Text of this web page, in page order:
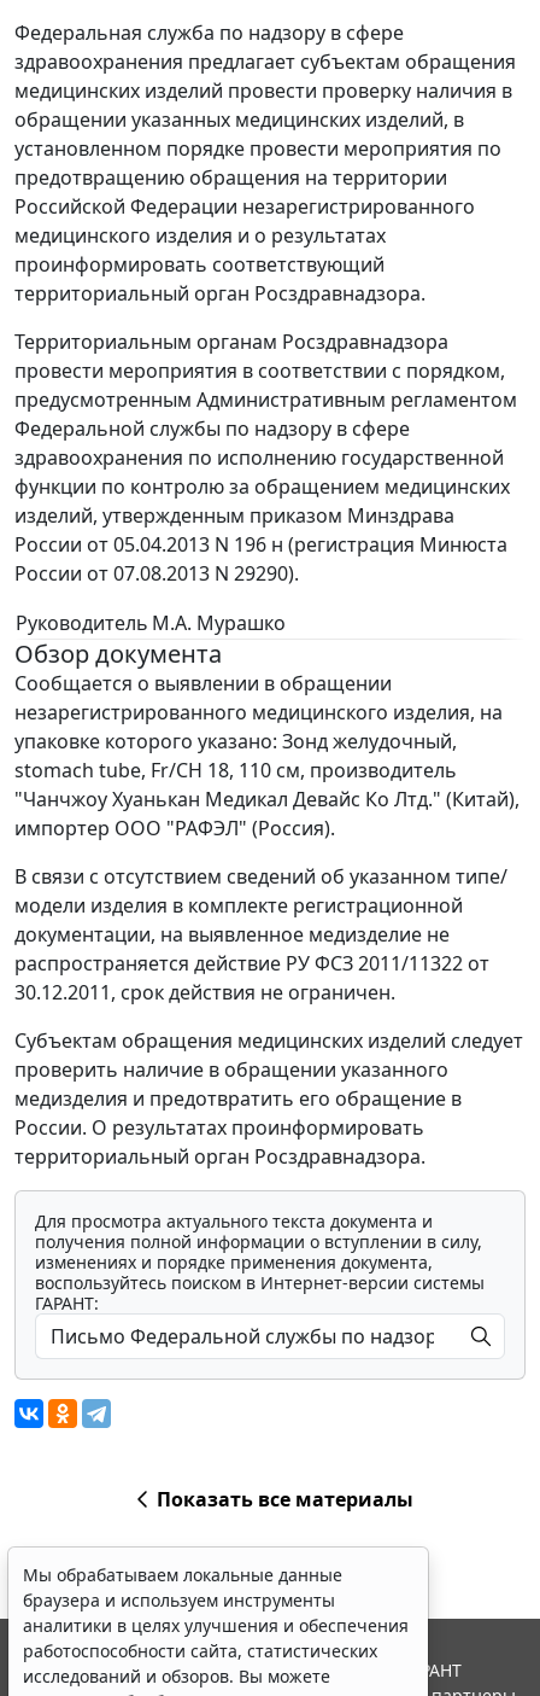
Федеральная служба по надзору в сфере
здравоохранения предлагает субъектам обращения
медицинских изделий провести проверку наличия в
обращении указанных медицинских изделий, в
установленном порядке провести мероприятия по
предотвращению обращения на территории
Российской Федерации незарегистрированного
медицинского изделия и о результатах
проинформировать соответствующий
территориальный орган Росздравнадзора.
Территориальным органам Росздравнадзора
провести мероприятия в соответствии с порядком,
предусмотренным Административным регламентом
Федеральной службы по надзору в сфере
здравоохранения по исполнению государственной
функции по контролю за обращением медицинских
изделий, утвержденным приказом Минздрава
России от 05.04.2013 N 196 н (регистрация Минюста
России от 07.08.2013 N 29290).
Руководитель М.А. Мурашко
Обзор документа
Сообщается о выявлении в обращении
незарегистрированного медицинского изделия, на
упаковке которого указано: Зонд желудочный,
stomach tube, Fr/CH 18, 110 см, производитель
"Чанчжоу Хуанькан Медикал Девайс Ко Лтд." (Китай),
импортер ООО "РАФЭЛ" (Россия).
В связи с отсутствием сведений об указанном типе/
модели изделия в комплекте регистрационной
документации, на выявленное медизделие не
распространяется действие РУ ФСЗ 2011/11322 от
30.12.2011, срок действия не ограничен.
Субъектам обращения медицинских изделий следует
проверить наличие в обращении указанного
медизделия и предотвратить его обращение в
России. О результатах проинформировать
территориальный орган Росздравнадзора.
Для просмотра актуального текста документа и
получения полной информации о вступлении в силу,
изменениях и порядке применения документа,
воспользуйтесь поиском в Интернет-версии системы
ГАРАНТ:
Показать все материалы
Мы обрабатываем локальные данные
браузера и используем инструменты
аналитики в целях улучшения и обеспечения
работоспособности сайта, статистических
исследований и обзоров. Вы можете
© ООО "НПП "ГАРАНТ-СЕРВИС", 2026. Система ГАРАНТ